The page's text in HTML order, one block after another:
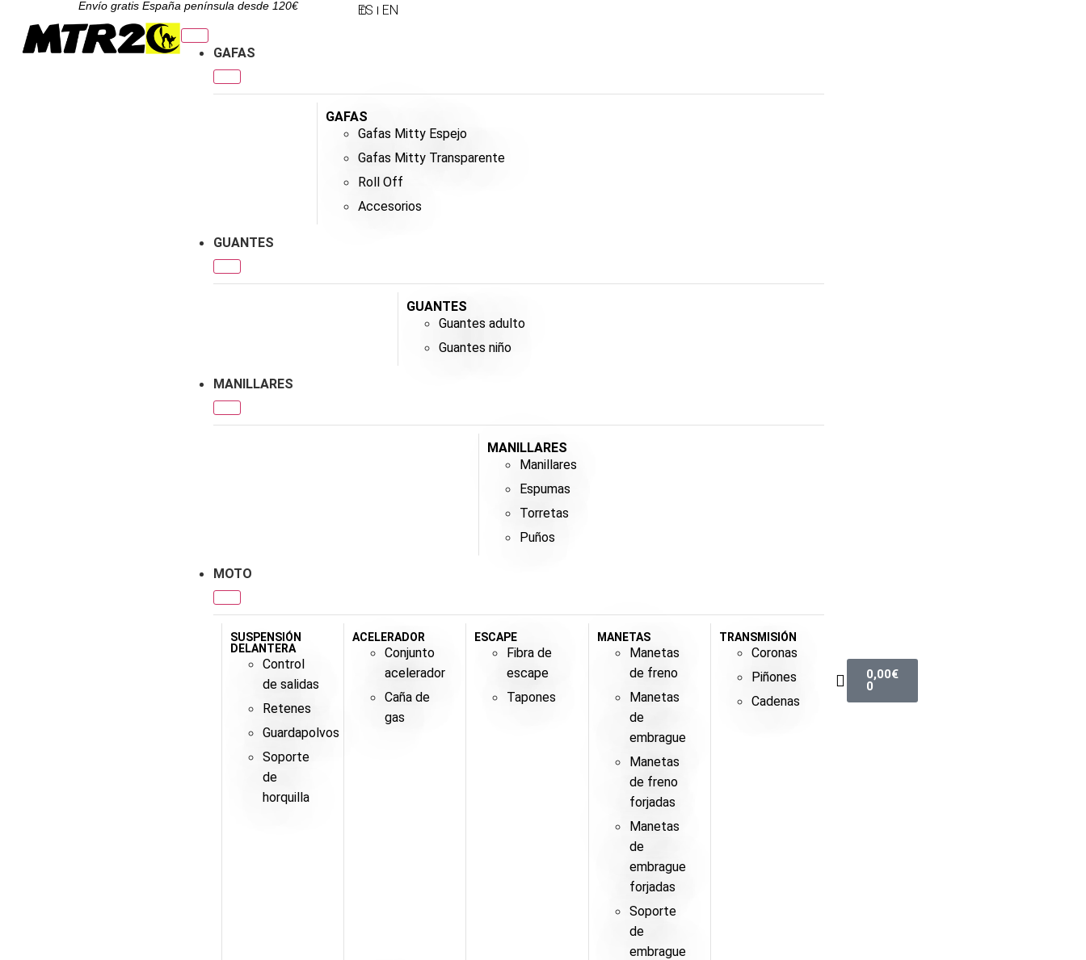
Envío gratis España península desde 120€ ES EN
GAFAS
GAFAS
Gafas Mitty Espejo
Gafas Mitty Transparente
Roll Off
Accesorios
GUANTES
GUANTES
Guantes adulto
Guantes niño
MANILLARES
MANILLARES
Manillares
Espumas
Torretas
Puños
MOTO
SUSPENSIÓN
DELANTERA
Control
de salidas
Retenes
Guardapolvos
Soporte
de
horquilla
ACELERADOR
Conjunto
acelerador
Caña de
gas
ESCAPE
Fibra de
escape
Tapones
MANETAS
Manetas
de freno
Manetas
de
embrague
Manetas
de freno
forjadas
Manetas
de
embrague
forjadas
Soporte
de
embrague
TRANSMISIÓN
Coronas
Piñones
Cadenas
0,00€
0